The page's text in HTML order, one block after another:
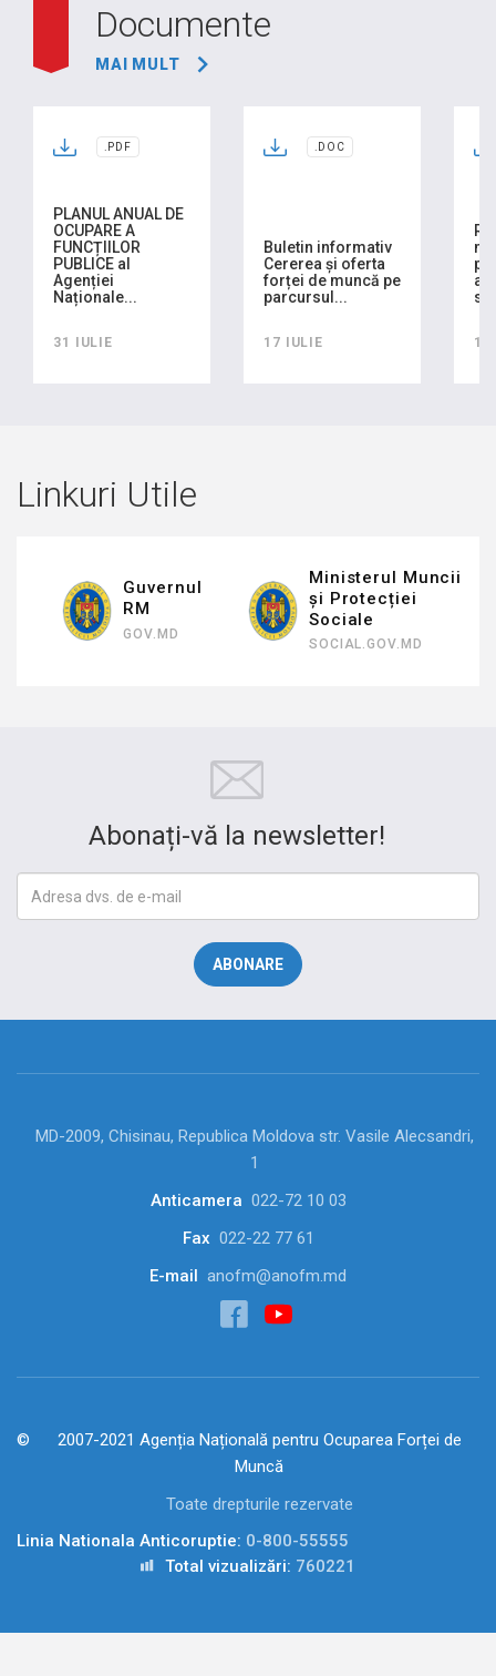
Documente
MAI MULT
.PDF
PLANUL ANUAL DE
OCUPARE A
FUNCȚIILOR
PUBLICE al
Agenției
Naționale...
31 IULIE
.DOC
Buletin informativ
Cererea și oferta
forței de muncă pe
parcursul...
17 IULIE 16
Linkuri Utile
Guvernul
RM
GOV.MD
Ministerul Muncii
și Protecției
Sociale
SOCIAL.GOV.MD
Abonați-vă la newsletter!
MD-2009, Chisinau, Republica Moldova str. Vasile Alecsandri,
1
Anticamera 022-72 10 03
Fax 022-22 77 61
E-mail
anofm@anofm.md
2007-2021 Agenția Națională pentru Ocuparea Forței de
Muncă
Toate drepturile rezervate
Linia Nationala Anticoruptie: 0-800-55555
Total vizualizări: 760221